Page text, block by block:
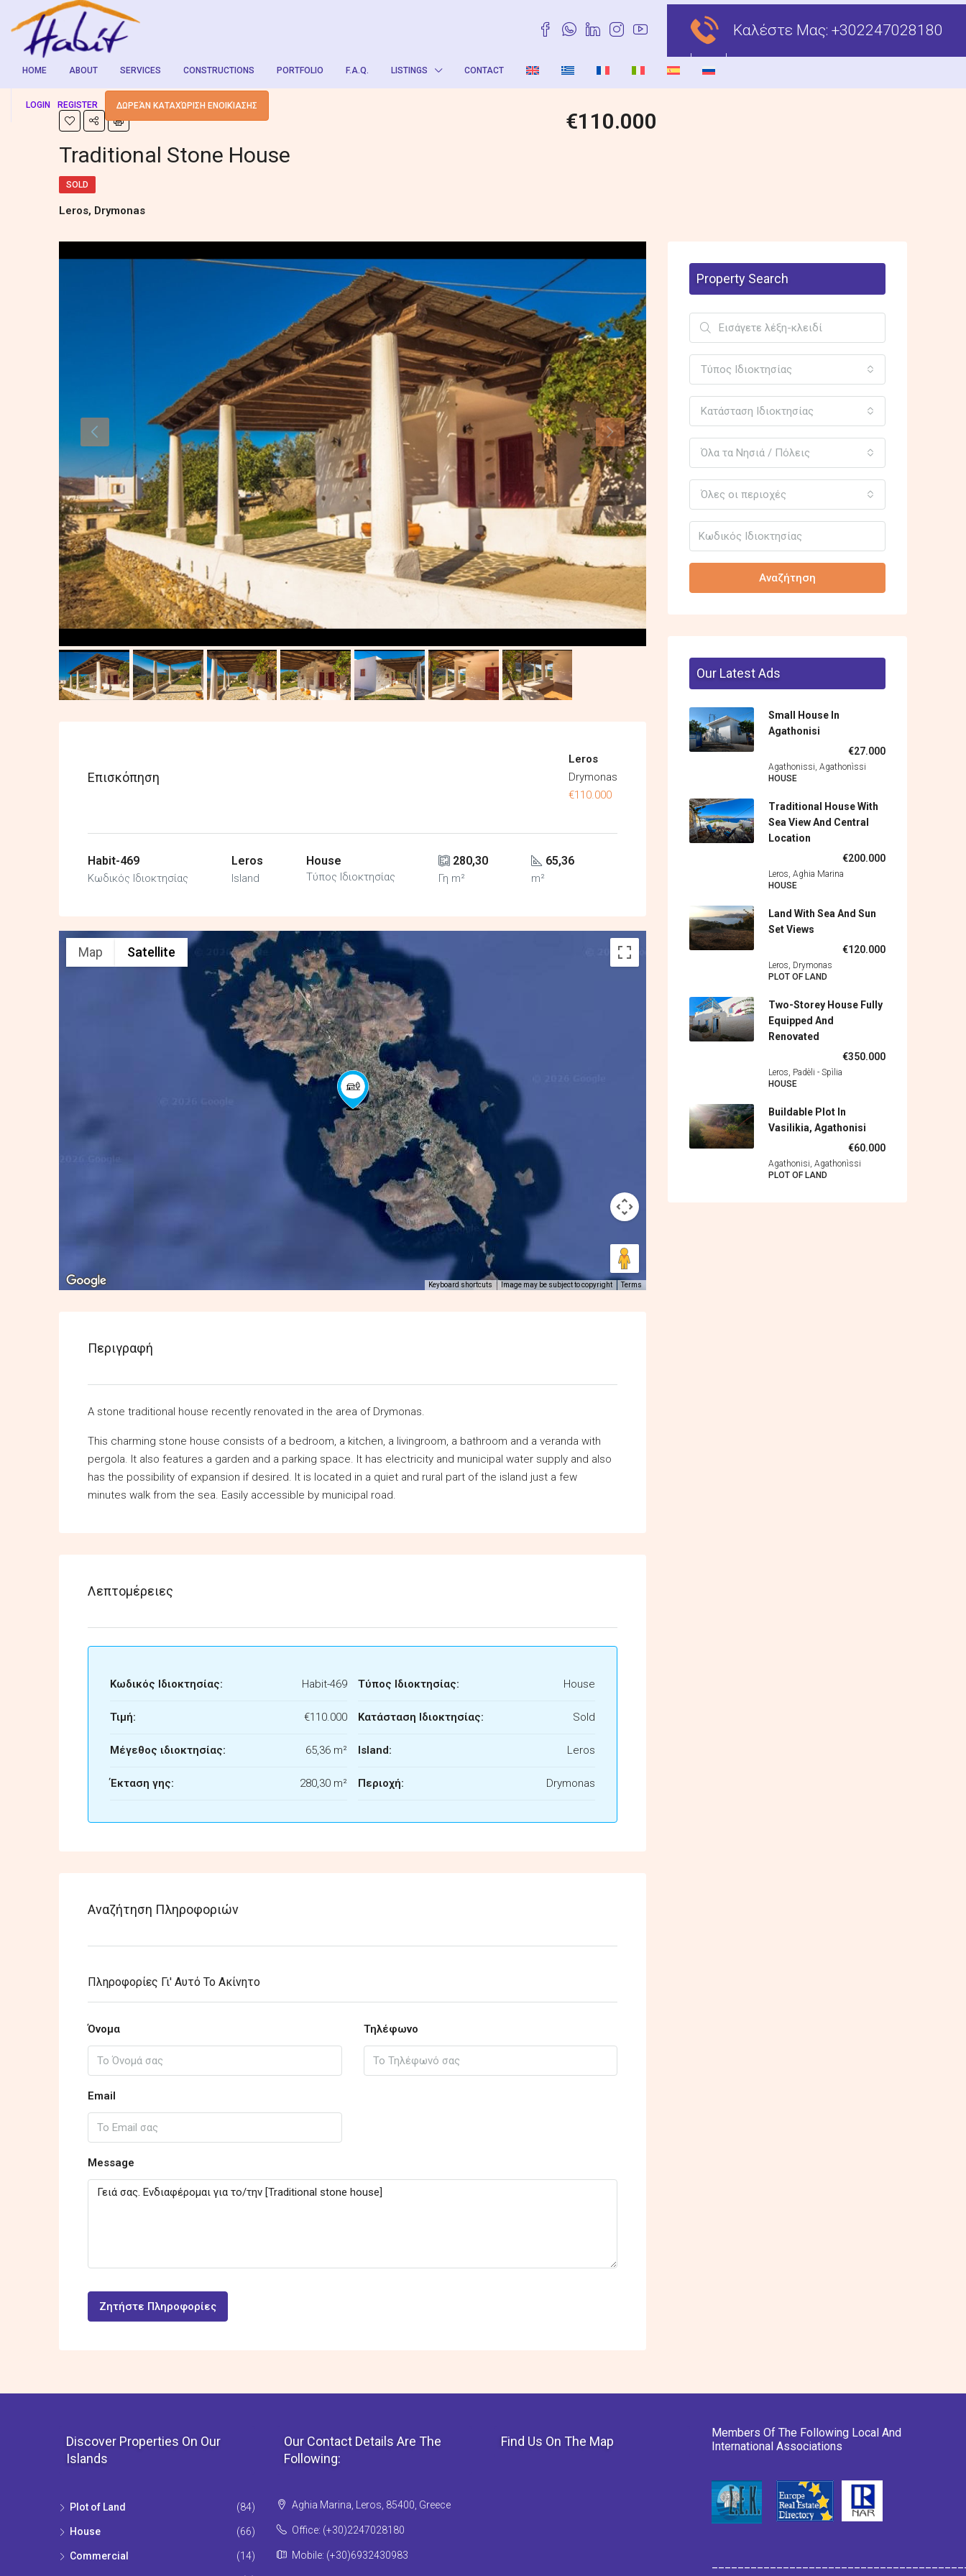
Καλέστε Μας: +302247028180
HOME ABOUT SERVICES CONSTRUCTIONS PORTFOLIO F.A.Q. LISTINGS CONTACT
LOGIN REGISTER ΔΩΡΕΆΝ ΚΑΤΑΧΏΡΙΣΗ ΕΝΟΙΚΊΑΣΗΣ
€110.000
Traditional Stone House
SOLD
Leros, Drymonas
Επισκόπηση
Leros
Drymonas
€110.000
Habit-469
Κωδικός Ιδιοκτησίας
Leros
Island
House
Τύπος Ιδιοκτησίας
280,30
Γη m²
65,36
m²
Map Satellite
Keyboard shortcuts Image may be subject to copyright Terms
Περιγραφή
A stone traditional house recently renovated in the area of Drymonas.
This charming stone house consists of a bedroom, a kitchen, a livingroom, a bathroom and a veranda with
pergola. It also features a garden and a parking space. It has electricity and municipal water supply and also
has the possibility of expansion if desired. It is located in a quiet and rural part of the island just a few
minutes walk from the sea. Easily accessible by municipal road.
Λεπτομέρειες
Κωδικός Ιδιοκτησίας: Habit-469
Τιμή: €110.000
Μέγεθος ιδιοκτησίας: 65,36 m²
Έκταση γης: 280,30 m²
Τύπος Ιδιοκτησίας: House
Κατάσταση Ιδιοκτησίας: Sold
Island: Leros
Περιοχή: Drymonas
Αναζήτηση Πληροφοριών
Πληροφορίες Γι' Αυτό Το Ακίνητο
Όνομα Τηλέφωνο
Email
Message
Ζητήστε Πληροφορίες
Property Search
Τύπος Ιδιοκτησίας
Κατάσταση Ιδιοκτησίας
Όλα τα Νησιά / Πόλεις
Όλες οι περιοχές
Αναζήτηση
Our Latest Ads
Small House In
Agathonisi
€27.000
Agathonissi, Agathonìssi
HOUSE
Traditional House With
Sea View And Central
Location
€200.000
Leros, Aghia Marina
HOUSE
Land With Sea And Sun
Set Views
€120.000
Leros, Drymonas
PLOT OF LAND
Two-Storey House Fully
Equipped And
Renovated
€350.000
Leros, Padèli - Spìlia
HOUSE
Buildable Plot In
Vasilikia, Agathonisi
€60.000
Agathonisi, Agathonìssi
PLOT OF LAND
Discover Properties On Our
Islands
Plot of Land (84)
House (66)
Commercial (14)
Our Contact Details Are The
Following:
Aghia Marina, Leros, 85400, Greece
Office: (+30)2247028180
Mobile: (+30)6932430983
Find Us On The Map
Members Of The Following Local And
International Associations